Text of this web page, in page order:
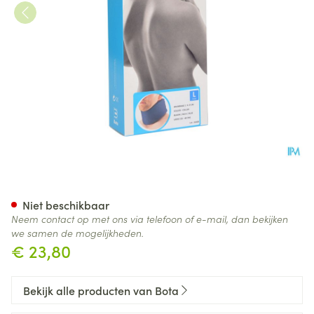
€ 23,80
Niet beschikbaar
Neem contact op met ons via telefoon of e-mail, dan bekijken
we samen de mogelijkheden.
Bekijk alle producten van Bota